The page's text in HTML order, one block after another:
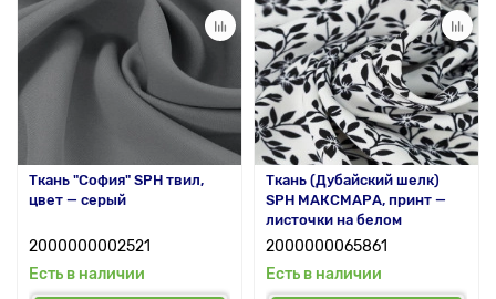
Ткань "София" SPH твил,
цвет — серый
2000000002521
Есть в наличии
Ткань (Дубайский шелк)
SPH МАКСМАРА, принт —
листочки на белом
2000000065861
Есть в наличии